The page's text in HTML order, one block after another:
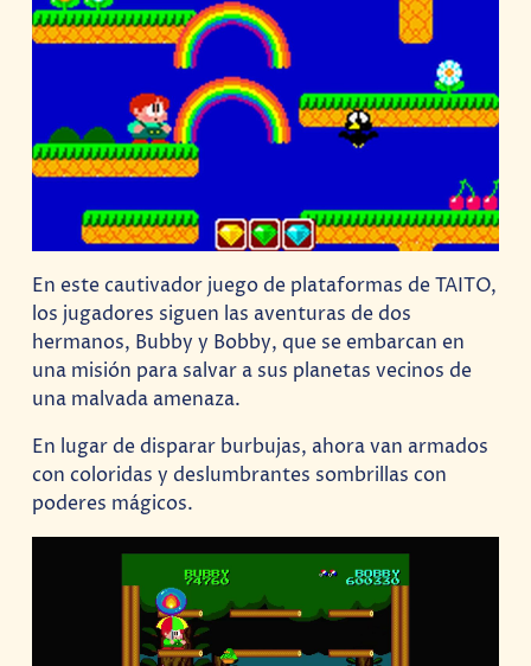
En este cautivador juego de plataformas de TAITO,
los jugadores siguen las aventuras de dos
hermanos, Bubby y Bobby, que se embarcan en
una misión para salvar a sus planetas vecinos de
una malvada amenaza.
En lugar de disparar burbujas, ahora van armados
con coloridas y deslumbrantes sombrillas con
poderes mágicos.